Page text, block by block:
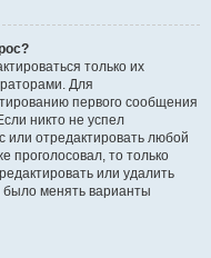
только их
Для
первого сообщения
никто не успел
или отредактировать любой
проголосовал, то только
или удалить
было менять варианты